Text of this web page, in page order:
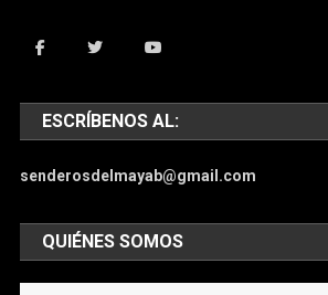
ESCRÍBENOS AL:
senderosdelmayab@gmail.com
QUIÉNES SOMOS